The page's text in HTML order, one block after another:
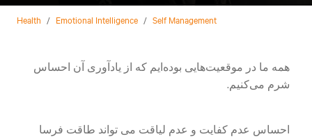
Health / Emotional Intelligence / Self Management
همه ما در موقعیت‌هایی بوده‌ایم که از یادآوری آن احساس
شرم می‌کنیم‌.
احساس عدم کفایت و عدم لیاقت می تواند طاقت فرسا